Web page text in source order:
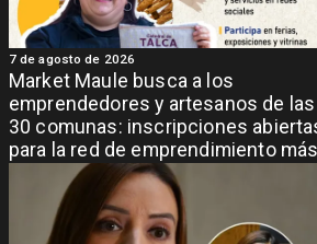
Market Maule busca a los
emprendedores y artesanos de las
30 comunas: inscripciones
para la red de emprendimiento más
grande de la región
7 de agosto de 2026